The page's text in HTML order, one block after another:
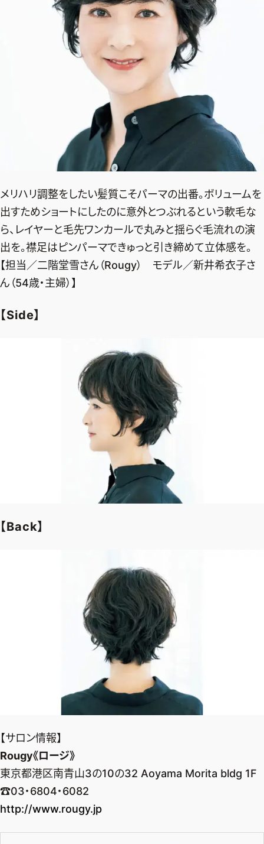
メリハリ調整をしたい髪質こそパーマの出番。ボリュームを
出すためショートにしたのに意外とつぶれるという軟毛な
ら、レイヤーと毛先ワンカールで丸みと揺らぐ毛流れの演
出を。襟足はピンパーマできゅっと引き締めて立体感を。
【担当／二階堂雪さん（Rougy） モデル／新井希衣子さ
ん（54歳・主婦）】
【Side】
【Back】
【サロン情報】
Rougy《ロージ》
東京都港区南青山3の10の32 Aoyama Morita bldg 1F
☎︎03・6804・6082
http://www.rougy.jp